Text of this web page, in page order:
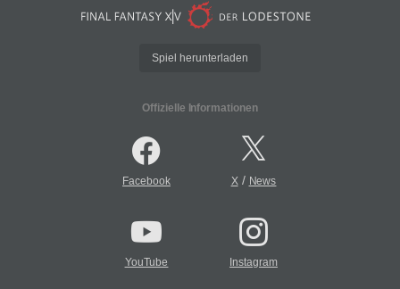
Spiel herunterladen
Offizielle Informationen
Facebook X/ News
YouTube Instagram